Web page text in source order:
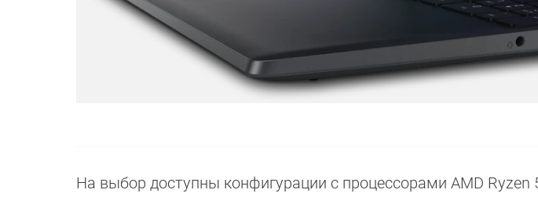
На выбор доступны конфигурации с процессорами AMD Ryzen